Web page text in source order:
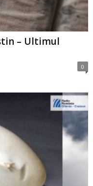
– Ultimul
0